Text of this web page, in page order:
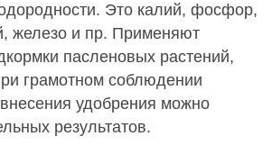
Это калий, фосфор,
железо и пр. Применяют
пасленовых растений,
грамотном соблюдении
удобрения можно
результатов.